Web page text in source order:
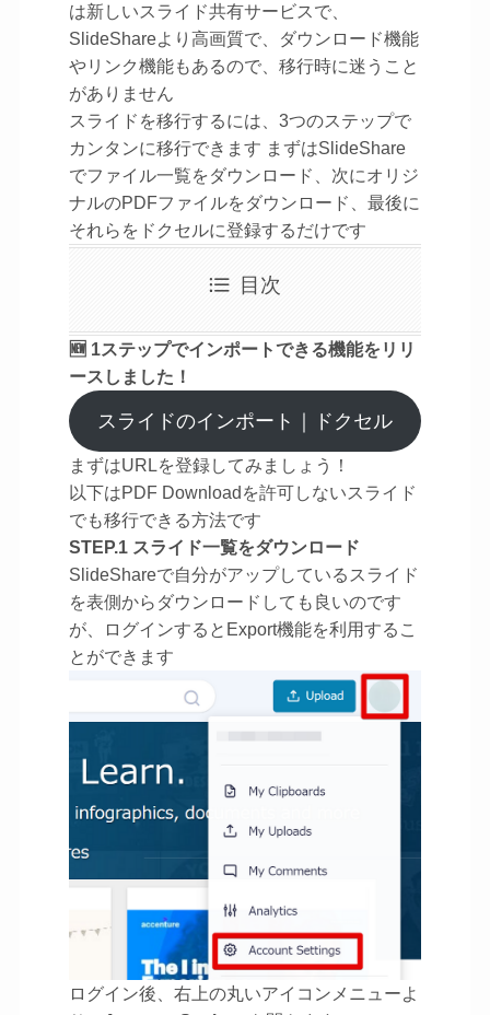
は新しいスライド共有サービスで、
SlideShareより高画質で、ダウンロード機能
やリンク機能もあるので、移行時に迷うこと
がありません
スライドを移行するには、3つのステップで
カンタンに移行できます まずはSlideShare
でファイル一覧をダウンロード、次にオリジ
ナルのPDFファイルをダウンロード、最後に
それらをドクセルに登録するだけです
目次
🆕 1ステップでインポートできる機能をリリ
ースしました！
スライドのインポート｜ドクセル
まずはURLを登録してみましょう！
以下はPDF Downloadを許可しないスライド
でも移行できる方法です
STEP.1 スライド一覧をダウンロード
SlideShareで自分がアップしているスライド
を表側からダウンロードしても良いのです
が、ログインするとExport機能を利用するこ
とができます
ログイン後、右上の丸いアイコンメニューよ